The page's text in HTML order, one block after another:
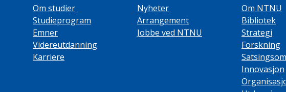
Om studier
Studieprogram
Emner
Videreutdanning
Karriere
Nyheter
Arrangement
Jobbe ved NTNU
Om NTNU
Bibliotek
Strategi
Forskning
Innovasjon